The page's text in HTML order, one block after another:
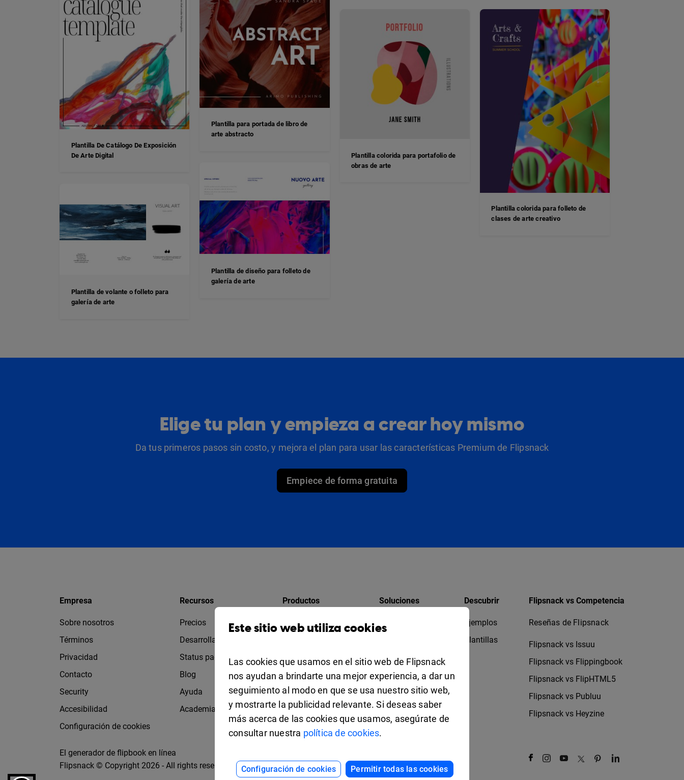
Plantilla De Catálogo De Exposición
De Arte Digital
Plantilla para portada de libro de
arte abstracto
Plantilla colorida para portafolio de
obras de arte
Plantilla colorida para folleto de
clases de arte creativo
Plantilla de diseño para folleto de
galería de arte
Plantilla de volante o folleto para
galería de arte
Elige tu plan y empieza a crear hoy mismo
Da tus primeros pasos sin costo, y mejora el plan para usar las características Premium de Flipsnack
Empiece de forma gratuita
Empresa
Sobre nosotros
Términos
Privacidad
Contacto
Security
Accesibilidad
Configuración de cookies
Recursos
Precios
Desarrolladores
Status page
Blog
Ayuda
Academia Flipsnack
Productos
Design Studio
Apps
iOS
Android
Soluciones
Colaboración
For education
Usos
Descubrir
Ejemplos
Plantillas
Flipsnack vs Competencia
Reseñas de Flipsnack
Flipsnack vs Issuu
Flipsnack vs Flippingbook
Flipsnack vs FlipHTML5
Flipsnack vs Publuu
Flipsnack vs Heyzine
El generador de flipbook en línea
Flipsnack © Copyright 2026 - All rights reserved.
Este sitio web utiliza cookies
Las cookies que usamos en el sitio web de Flipsnack
nos ayudan a brindarte una mejor experiencia, a dar un
seguimiento al modo en que se usa nuestro sitio web,
y mostrarte la publicidad relevante. Si deseas saber
más acerca de las cookies que usamos, asegúrate de
consultar nuestra política de cookies.
Configuración de cookies Permitir todas las cookies